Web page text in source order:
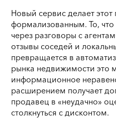
Новый сервис делает
формализованным. То,
через разговоры с
отзывы соседей и
превращается в
рынка недвижимости это
информационное
расширением получает
продавец в «неудачно»
столкнуться с дисконтом.